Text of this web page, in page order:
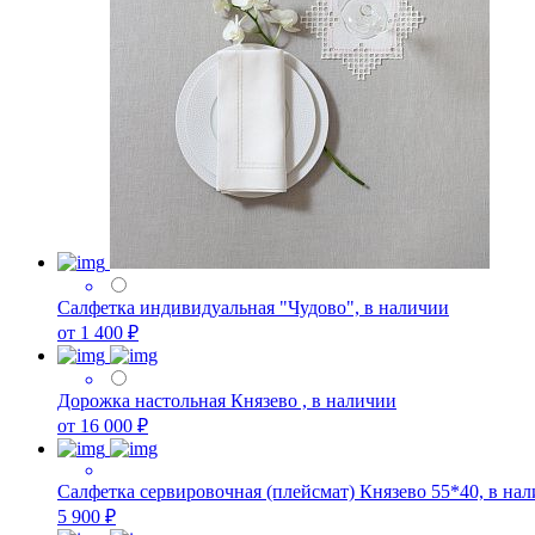
Салфетка индивидуальная "Чудово", в наличии
от 1 400 ₽
Дорожка настольная Князево , в наличии
от 16 000 ₽
Салфетка сервировочная (плейсмат) Князево 55*40, в
5 900 ₽